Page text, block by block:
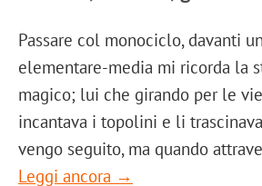
Passare col monociclo, davanti
elementare-media mi ricorda la
magico; lui che girando per le
incantava i topolini e li
vengo seguito, ma quando
Leggi ancora →